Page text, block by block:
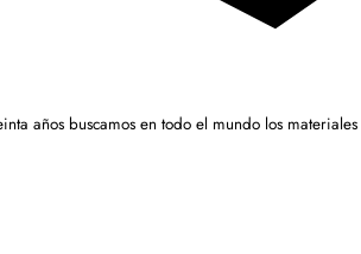
años buscamos en todo el mundo los